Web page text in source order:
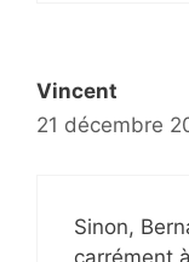
Vincent
21 décembre
Sinon,
carrément